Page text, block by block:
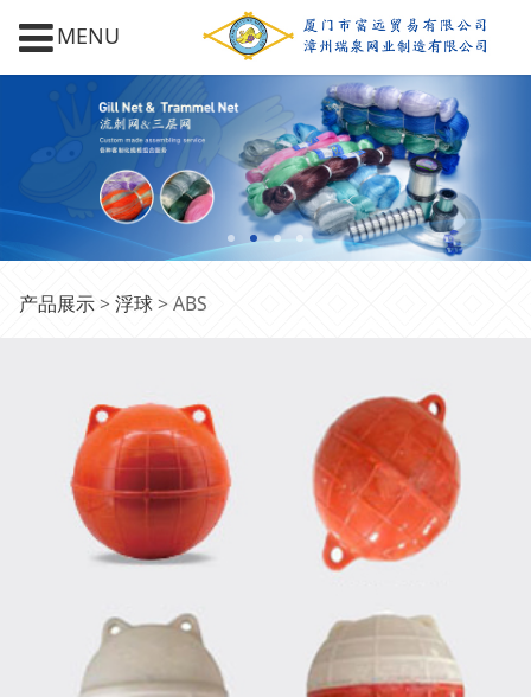
MENU
ABS
产品展示> 浮球>ABS